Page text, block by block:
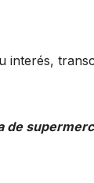
interés,
de